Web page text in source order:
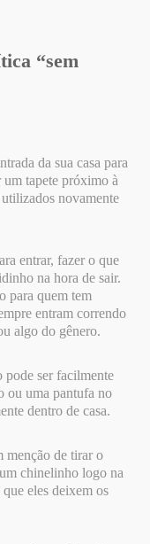
“sem
da sua casa para
um tapete próximo à
novamente
entrar, fazer o que
na hora de sair.
para quem tem
entram correndo
algo do gênero.
pode ser facilmente
ou uma pantufa no
dentro de casa.
menção de tirar o
chinelinho logo na
eles deixem os